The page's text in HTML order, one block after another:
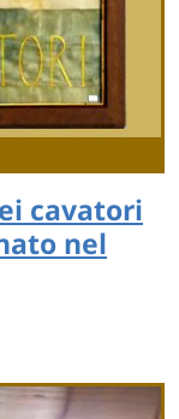
cavatori
nel